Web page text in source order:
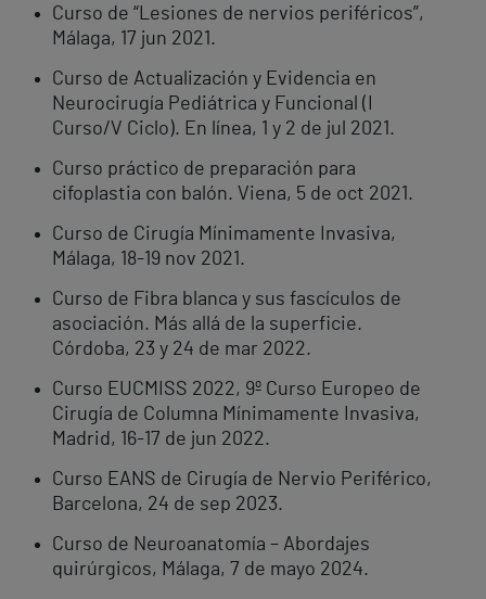
Curso de “Lesiones de nervios periféricos”,
Málaga, 17 jun 2021.
Curso de Actualización y Evidencia en
Neurocirugía Pediátrica y Funcional (I
Curso/V Ciclo). En línea, 1 y 2 de jul 2021.
Curso práctico de preparación para
cifoplastia con balón. Viena, 5 de oct 2021.
Curso de Cirugía Mínimamente Invasiva,
Málaga, 18-19 nov 2021.
Curso de Fibra blanca y sus fascículos de
asociación. Más allá de la superficie.
Córdoba, 23 y 24 de mar 2022.
Curso EUCMISS 2022, 9º Curso Europeo de
Cirugía de Columna Mínimamente Invasiva,
Madrid, 16-17 de jun 2022.
Curso EANS de Cirugía de Nervio Periférico,
Barcelona, ​​24 de sep 2023.
Curso de Neuroanatomía – Abordajes
quirúrgicos, Málaga, 7 de mayo 2024.